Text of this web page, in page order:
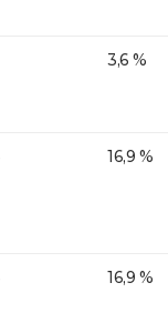
3,6 %
16,9 %
16,9 %